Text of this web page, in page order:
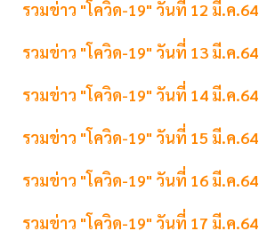
รวมข่าว "โควิด-19" วันที่ 12 มี.ค.64
รวมข่าว "โควิด-19" วันที่ 13 มี.ค.64
รวมข่าว "โควิด-19" วันที่ 14 มี.ค.64
รวมข่าว "โควิด-19" วันที่ 15 มี.ค.64
รวมข่าว "โควิด-19" วันที่ 16 มี.ค.64
รวมข่าว "โควิด-19" วันที่ 17 มี.ค.64